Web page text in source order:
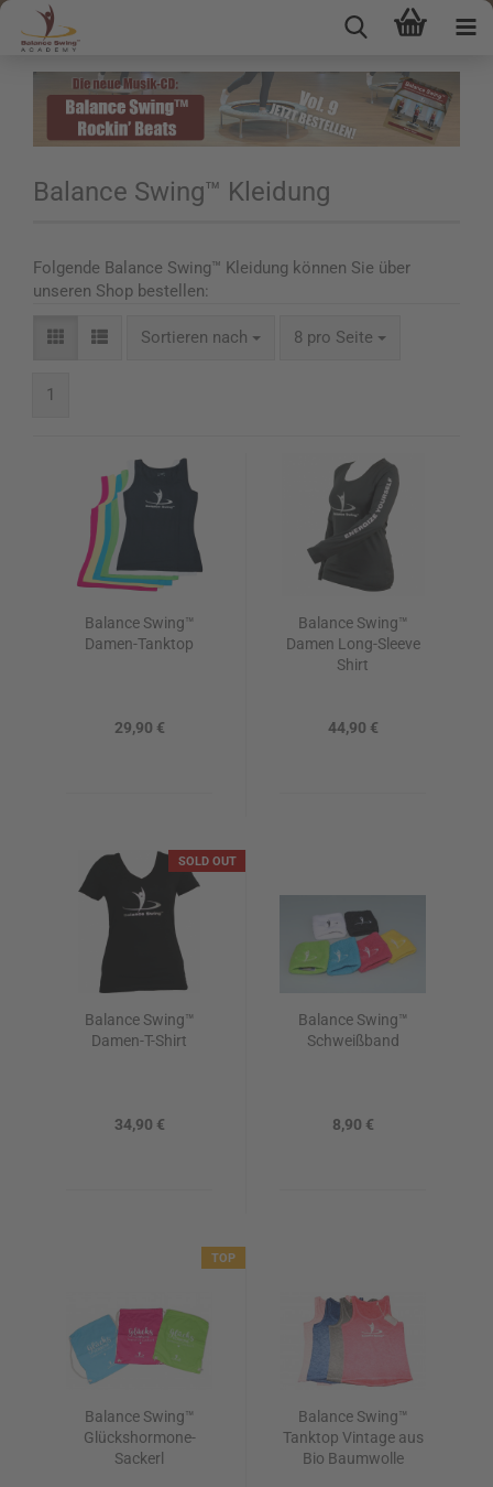
Balance Swing™ Kleidung
Folgende Balance Swing™ Kleidung können Sie über
unseren Shop bestellen:
Sortieren nach 8 pro Seite
1
Balance Swing™
Damen-Tanktop
29,90 €
Balance Swing™
Damen Long-Sleeve
Shirt
44,90 €
SOLD OUT
Balance Swing™
Damen-T-Shirt
34,90 €
Balance Swing™
Schweißband
8,90 €
TOP
Balance Swing™
Glückshormone-
Sackerl
Balance Swing™
Tanktop Vintage aus
Bio Baumwolle